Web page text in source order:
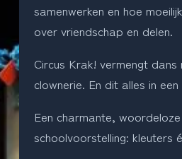
samenwerken en hoe
over vriendschap en delen.
Circus Krak! vermengt
clownerie. En dit alles in
Een charmante,
schoolvoorstelling: kleuters